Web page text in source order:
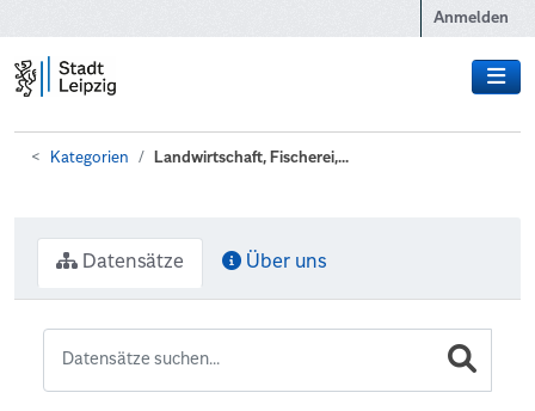
Anmelden
Kategorien Landwirtschaft, Fischerei,...
Datensätze Über uns